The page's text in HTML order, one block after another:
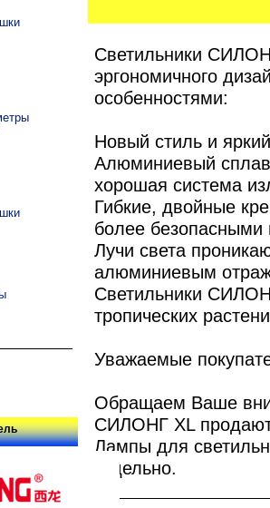
Светильники
эргономичного
особенностями:
Новый стиль и
Алюминиевый
хорошая система
Гибкие, двойные
более
Лучи света
алюминиевым
Светильники
тропических
Уважаемые
Обращаем Ваше
СИЛОНГ XL
Лампы для
отдельно.